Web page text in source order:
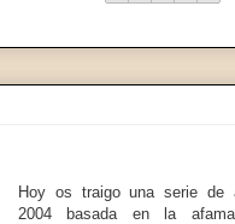
Hoy os traigo una serie de
2004 basada en la